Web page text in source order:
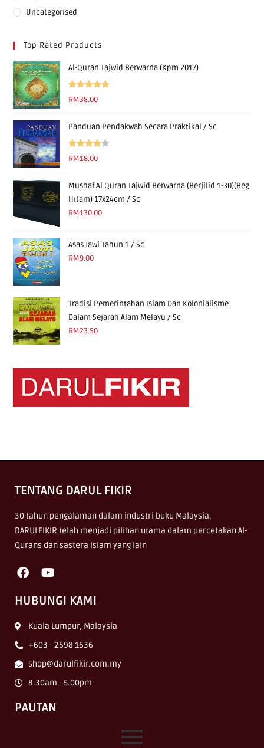
Uncategorised
Top Rated Products
Al-Quran Tajwid Berwarna (Kpm 2017)
Rated 5.00
RM38.00
Panduan Pendakwah Secara Praktikal / Sc
Rated
RM18.00
Mushaf Al Quran Tajwid Berwarna (Berjilid 1-30)(Beg
Hitam) 17x24cm / Sc
RM130.00
Asas Jawi Tahun 1 / Sc
RM9.00
Tradisi Pemerintahan Islam Dan Kolonialisme
Dalam Sejarah Alam Melayu / Sc
RM23.50
TENTANG DARUL FIKIR
30 tahun pengalaman dalam industri buku Malaysia,
DARULFIKIR telah menjadi pilihan utama dalam percetakan Al-
Qurans dan sastera Islam yang lain
HUBUNGI KAMI
Kuala Lumpur, Malaysia
+603 - 2698 1636
shop@darulfikir.com.my
8.30am - 5.00pm
PAUTAN